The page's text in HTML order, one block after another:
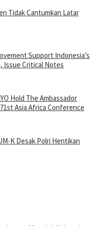
Tidak Cantumkan Latar
Support Indonesia’s
Issue Critical Notes
Hold The Ambassador
Asia Africa Conference
K Desak Polri Hentikan